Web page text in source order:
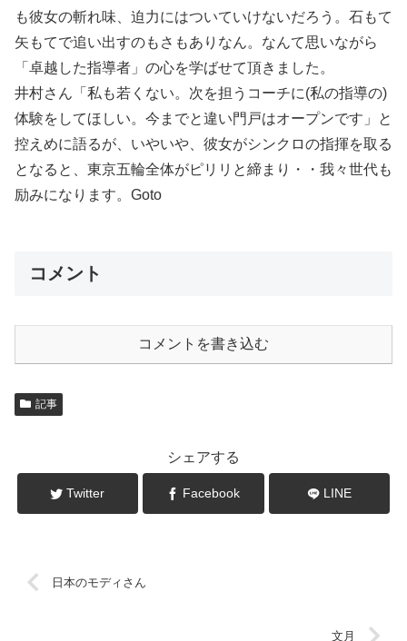
も彼女の斬れ味、迫力にはついていけないだろう。石もて
矢もてで追い出すのもさもありなん。なんて思いながら
「卓越した指導者」の心を学ばせて頂きました。
井村さん「私も若くない。次を担うコーチに(私の指導の)
体験をしてほしい。今までと違い門戸はオープンです」と
控えめに語るが、いやいや、彼女がシンクロの指揮を取る
となると、東京五輪全体がピリリと締まり・・我々世代も
励みになります。Goto
コメント
コメントを書き込む
記事
シェアする
Twitter Facebook LINE
日本のモディさん
文月